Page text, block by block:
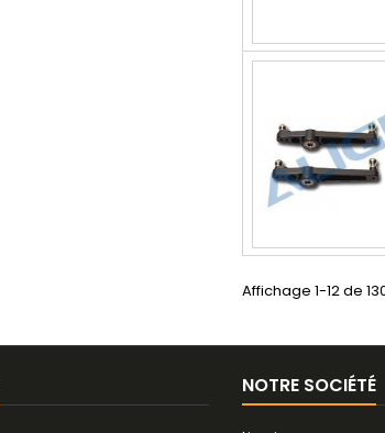
Affichage 1-12 de
NOTRE SOCIÉTÉ